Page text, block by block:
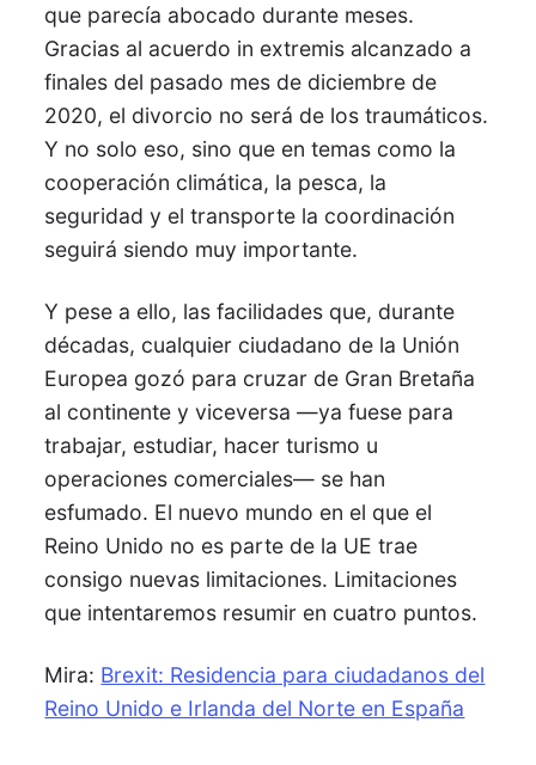
que parecía abocado durante meses.
Gracias al acuerdo in extremis alcanzado a
finales del pasado mes de diciembre de
2020, el divorcio no será de los traumáticos.
Y no solo eso, sino que en temas como la
cooperación climática, la pesca, la
seguridad y el transporte la coordinación
seguirá siendo muy importante.
Y pese a ello, las facilidades que, durante
décadas, cualquier ciudadano de la Unión
Europea gozó para cruzar de Gran Bretaña
al continente y viceversa —ya fuese para
trabajar, estudiar, hacer turismo u
operaciones comerciales— se han
esfumado. El nuevo mundo en el que el
Reino Unido no es parte de la UE trae
consigo nuevas limitaciones. Limitaciones
que intentaremos resumir en cuatro puntos.
Mira: Brexit: Residencia para ciudadanos del
Reino Unido e Irlanda del Norte en España